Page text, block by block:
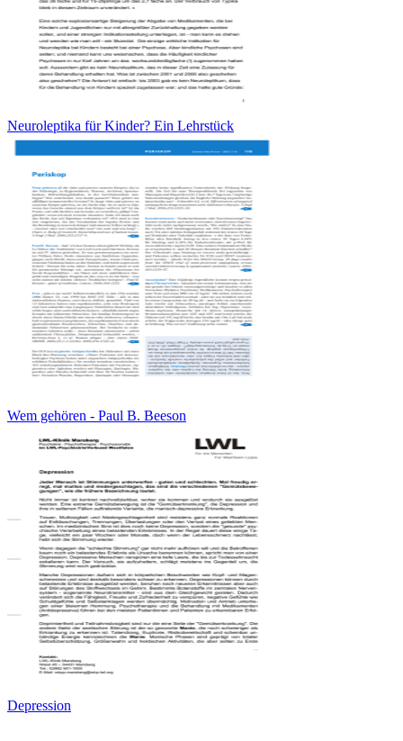
Neuroleptika für Kinder? Ein Lehrstück
Wem gehören - Paul B. Beeson
Depression